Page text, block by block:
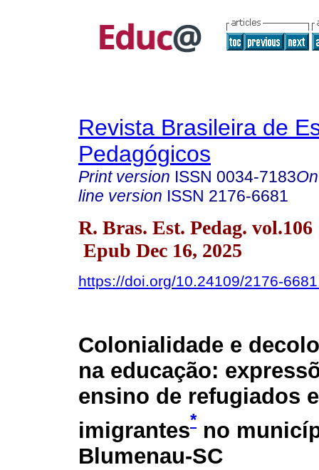
Revista Brasileira de
Pedagógicos
Print version ISSN 0034-7183
line version ISSN 2176-6681
R. Bras. Est. Pedag.
Epub Dec 16, 2025
https://doi.org/10.24109/2176-
Colonialidade e
na educação:
ensino de refugiados e
imigrantes* no
Blumenau‐SC